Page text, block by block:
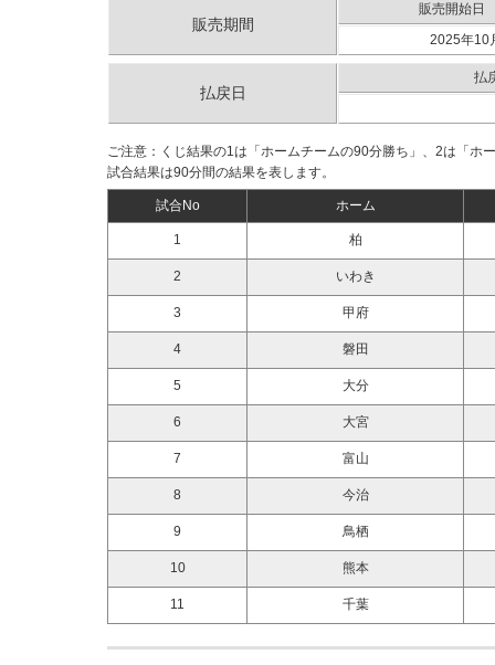
販売期間
販売開始日
2025年10
払戻日
払
ご注意：くじ結果の1は「ホームチームの90分勝ち」、2は「ホ
試合結果は90分間の結果を表します。
試合No ホーム
1 柏
2 いわき
3 甲府
4 磐田
5 大分
6 大宮
7 富山
8 今治
9 鳥栖
10 熊本
11 千葉